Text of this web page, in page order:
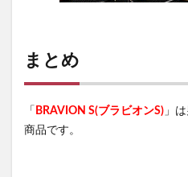
まとめ
「 BRAVION S(ブラビオンS) 」
商品です。